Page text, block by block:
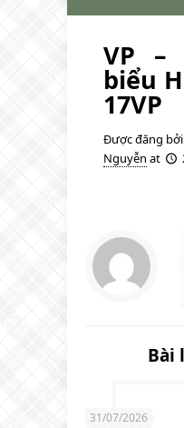
VP –
biểu
17VP
Được đăng bởi
Nguyễn at
Bài
31/07/2026